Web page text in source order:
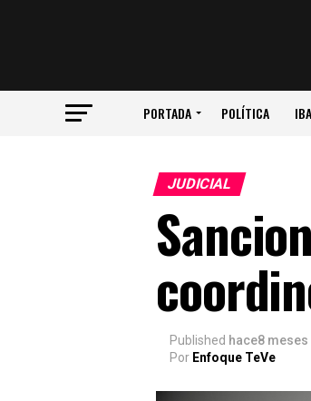
PORTADA POLÍTICA
JUDICIAL
Published hace8 meses
Por Enfoque TeVe